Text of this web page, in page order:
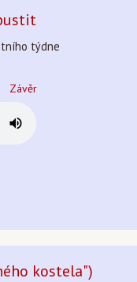
týdne
Závěr
kostela")